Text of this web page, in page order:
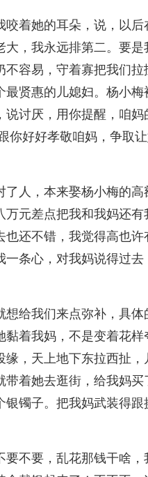
着她的耳朵，说，以后
，我永远排第二。要是
容易，守着寡把我们拉
贤惠的儿媳妇。杨小梅
讨厌，用你提醒，咱妈
你好好孝敬咱妈，争取
人，本来娶杨小梅的高
元差点把我和我妈还有
还不错，我觉得高也许
条心，对我妈说得过去
给我们来点弥补，具体
着我妈，不是变着花样
，天上地下东拉西扯，
着她去逛街，给我妈买
镯子。把我妈武装得跟
不要，乱花那钱干啥，